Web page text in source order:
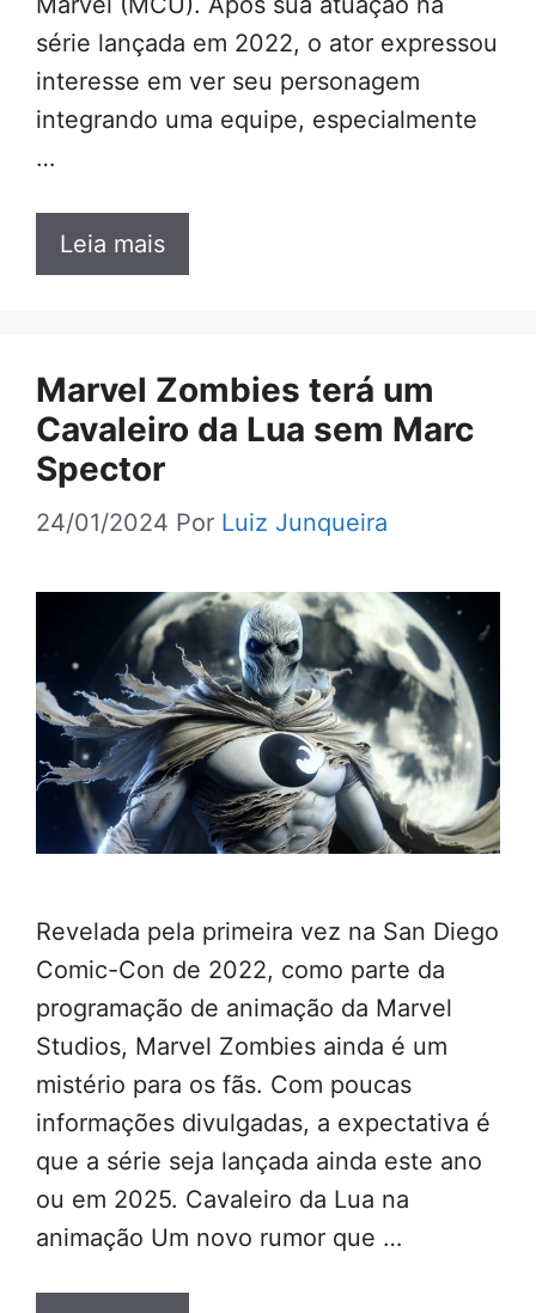
série lançada em 2022, o ator expressou
interesse em ver seu personagem
integrando uma equipe, especialmente
…
Leia mais
Marvel Zombies terá um
Cavaleiro da Lua sem Marc
Spector
24/01/2024 Por Luiz Junqueira
Revelada pela primeira vez na San Diego
Comic-Con de 2022, como parte da
programação de animação da Marvel
Studios, Marvel Zombies ainda é um
mistério para os fãs. Com poucas
informações divulgadas, a expectativa é
que a série seja lançada ainda este ano
ou em 2025. Cavaleiro da Lua na
animação Um novo rumor que …